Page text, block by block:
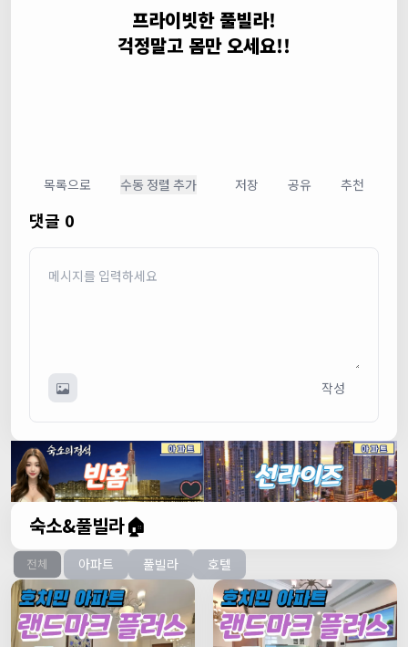
프라이빗한 풀빌라!
걱정말고 몸만 오세요!!
목록으로 수동 정렬 추가 저장 공유 추천
댓글 0
작성
숙소&풀빌라🏠
전체 아파트 풀빌라 호텔